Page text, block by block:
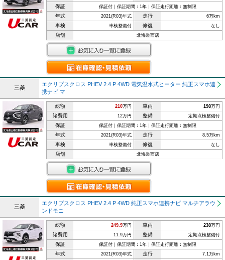
保証 保証付｜保証期間：1年｜保証走行距離：無制限
年式 2021(R03)年式 走行 6万km
車検 車検整備付 修復 なし
店舗 北海道西店
三菱
エクリプスクロス PHEV 2.4 P 4WD 電気温水式ヒーター 純正スマホ連
携ナビ マ
総額 210万円 車両 198万円
諸費用 12万円 整備 定期点検整備付
保証 保証付｜保証期間：1年｜保証走行距離：無制限
年式 2021(R03)年式 走行 8.5万km
車検 車検整備付 修復 なし
店舗 北海道西店
三菱
エクリプスクロス PHEV 2.4 P 4WD 純正スマホ連携ナビ マルチアラウ
ンドモニ
総額 249.9万円 車両 238万円
諸費用 11.9万円 整備 定期点検整備付
保証 保証付｜保証期間：1年｜保証走行距離：無制限
年式 2021(R03)年式 走行 7.1万km